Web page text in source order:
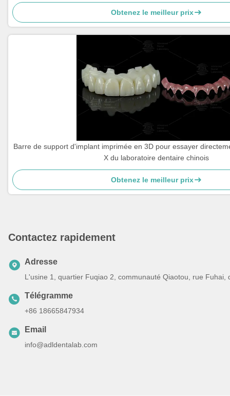
Obtenez le meilleur prix
Barre de support d'implant imprimée en 3D pour essayer
X du laboratoire dentaire chinois
Obtenez le meilleur prix
Contactez rapidement
Adresse
L'usine 1, quartier Fuqiao 2, communauté Qiaotou, rue
Télégramme
+86 18665847934
Email
info@adldentalab.com